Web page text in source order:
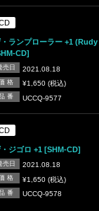
ランプローラー +1
CD]
売日 2021.08.18
格 ¥1,650 (税込)
番 UCCQ-9577
ジゴロ +1 [SHM-CD]
売日 2021.08.18
格 ¥1,650 (税込)
番 UCCQ-9578